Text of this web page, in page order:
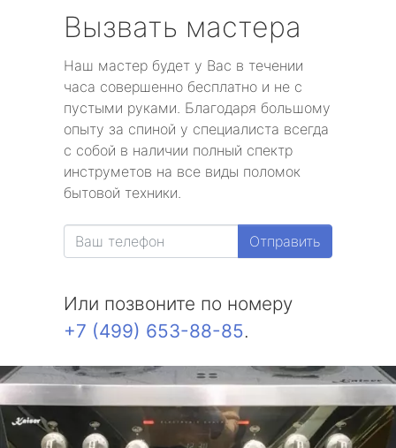
Вызвать мастера
Наш мастер будет у Вас в течении
часа совершенно бесплатно и не с
пустыми руками. Благодаря большому
опыту за спиной у специалиста всегда
с собой в наличии полный спектр
инструметов на все виды поломок
бытовой техники.
Отправить
Или позвоните по номеру
+7 (499) 653-88-85.